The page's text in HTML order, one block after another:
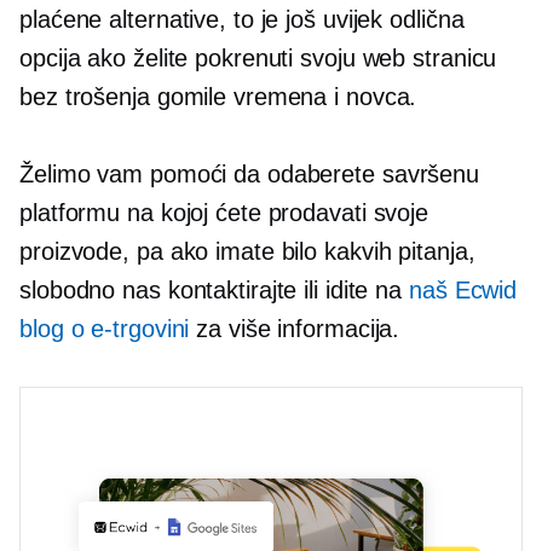
plaćene alternative, to je još uvijek odlična
opcija ako želite pokrenuti svoju web stranicu
bez trošenja gomile vremena i novca.
Želimo vam pomoći da odaberete savršenu
platformu na kojoj ćete prodavati svoje
proizvode, pa ako imate bilo kakvih pitanja,
slobodno nas kontaktirajte ili idite na naš Ecwid
blog o e-trgovini za više informacija.